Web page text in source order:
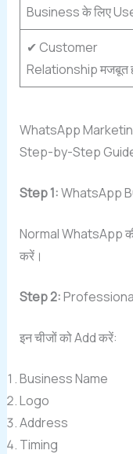
Business के लिए
✔ Customer
Relationship मजबूत
WhatsApp
Step-by-Step
Step 1:WhatsApp
Normal WhatsApp
करें।
Step 2:
इन चीजों को Add करें:
Business Name
Logo
Address
Timing